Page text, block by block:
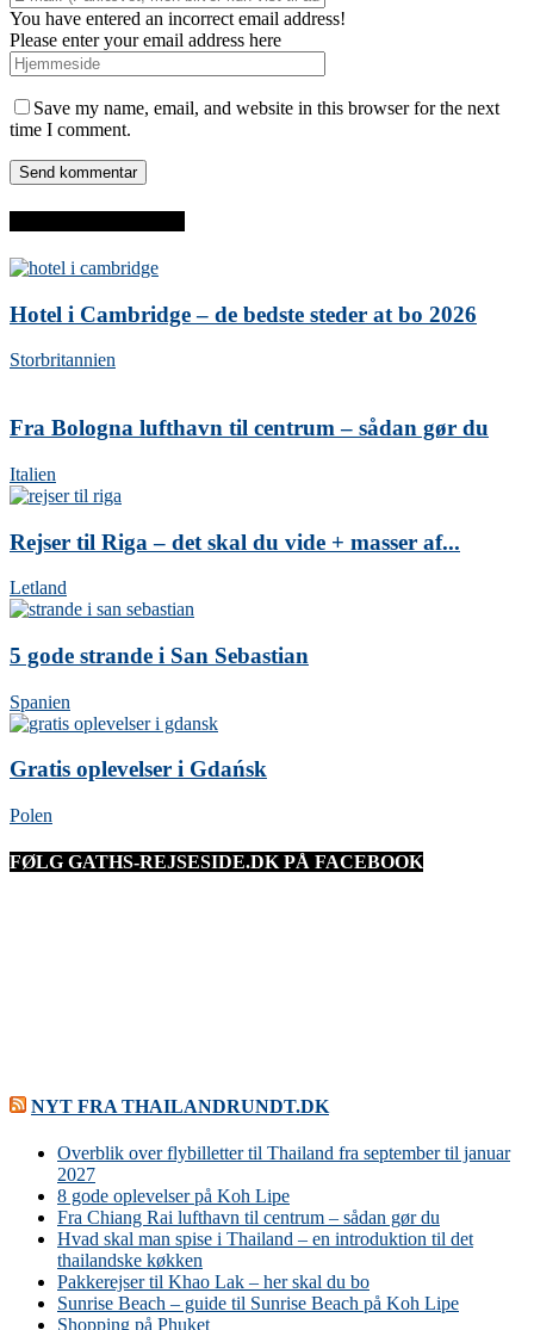
You have entered an incorrect email address!
Please enter your email address here
Save my name, email, and website in this browser for the next
time I comment.
Hotel i Cambridge – de bedste steder at bo 2026
Storbritannien
Fra Bologna lufthavn til centrum – sådan gør du
Italien
Rejser til Riga – det skal du vide + masser af...
Letland
5 gode strande i San Sebastian
Spanien
Gratis oplevelser i Gdańsk
Polen
FØLG GATHS-REJSESIDE.DK PÅ FACEBOOK
NYT FRA THAILANDRUNDT.DK
Overblik over flybilletter til Thailand fra september til januar
2027
8 gode oplevelser på Koh Lipe
Fra Chiang Rai lufthavn til centrum – sådan gør du
Hvad skal man spise i Thailand – en introduktion til det
thailandske køkken
Pakkerejser til Khao Lak – her skal du bo
Sunrise Beach – guide til Sunrise Beach på Koh Lipe
Shopping på Phuket